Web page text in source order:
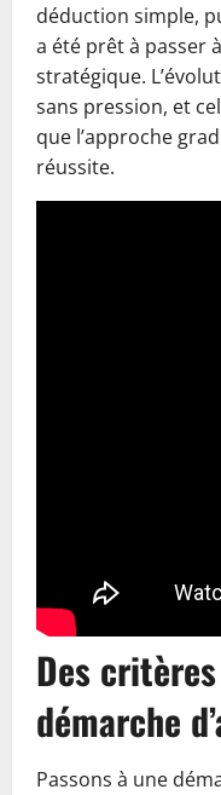
déduction simple,
a été prêt à passer
stratégique.
sans pression, et
que l’approche
réussite.
Des
démarche
Passons à une